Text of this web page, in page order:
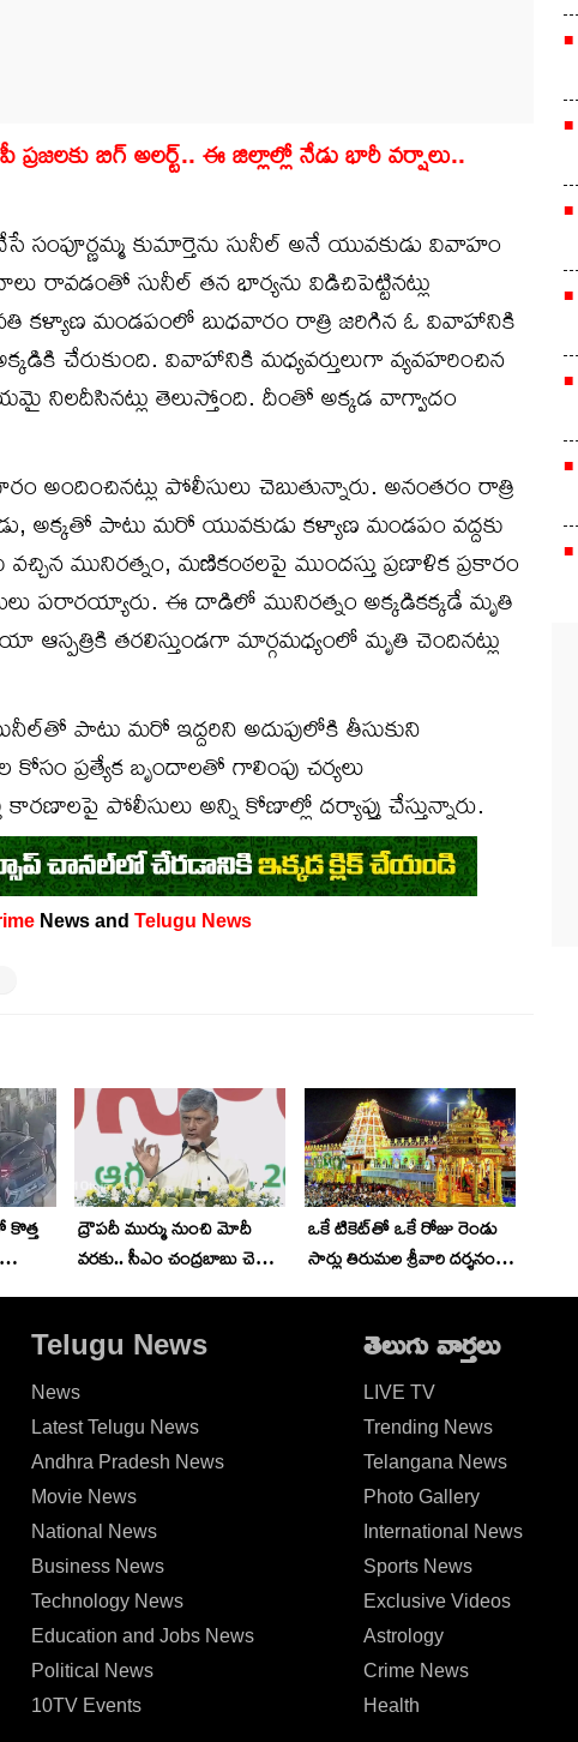
బిగ్ అలర్ట్.. ఈ జిల్లాల్లో నేడు భారీ వర్షాలు..
కుమార్తెను సునీల్ అనే యువకుడు వివాహం
రావడంతో సునీల్ తన భార్యను విడిచిపెట్టినట్లు
కళ్యాణ మండపంలో బుధవారం రాత్రి జరిగిన ఓ వివాహానికి
అక్కడికి చేరుకుంది. వివాహానికి మధ్యవర్తులుగా వ్యవహరించిన
నిలదీసినట్లు తెలుస్తోంది. దీంతో అక్కడ వాగ్వాదం
అందించినట్లు పోలీసులు చెబుతున్నారు. అనంతరం రాత్రి
అక్కతో పాటు మరో యువకుడు కళ్యాణ మండపం వద్దకు
మునిరత్నం, మణికంఠలపై ముందస్తు ప్రణాళిక ప్రకారం
పరారయ్యారు. ఈ దాడిలో మునిరత్నం అక్కడికక్కడే మృతి
తరలిస్తుండగా మార్గమధ్యంలో మృతి చెందినట్లు
పాటు మరో ఇద్దరిని అదుపులోకి తీసుకుని
ప్రత్యేక బృందాలతో గాలింపు చర్యలు
పోలీసులు అన్ని కోణాల్లో దర్యాప్తు చేస్తున్నారు.
News and Telugu News
కొత్త
ద్రౌపదీ ముర్ము నుంచి మోదీ
వరకు.. సీఎం చంద్రబాబు చెప్పిన
ఒకే టికెట్‌తో ఒకే రోజు రెండు
సార్లు తిరుమల శ్రీవారి దర్శనం..
Telugu News
News
Latest Telugu News
Andhra Pradesh News
Movie News
National News
Business News
Technology News
Education and Jobs News
Political News
10TV Events
తెలుగు వార్తలు
LIVE TV
Trending News
Telangana News
Photo Gallery
International News
Sports News
Exclusive Videos
Astrology
Crime News
Health